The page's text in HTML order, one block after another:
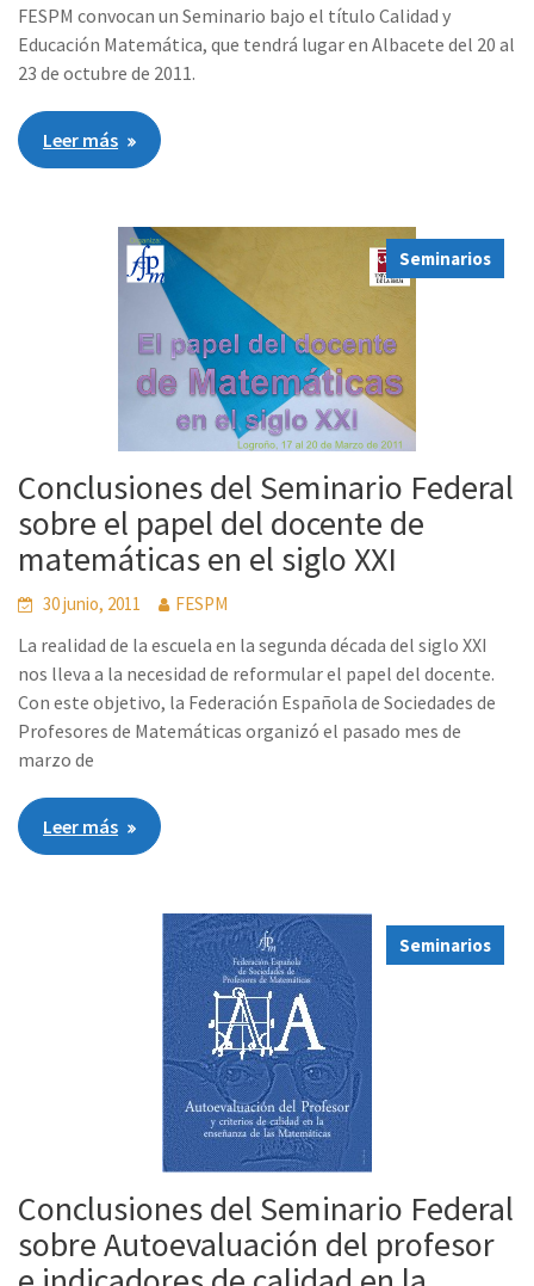
FESPM convocan un Seminario bajo el título Calidad y
Educación Matemática, que tendrá lugar en Albacete del 20 al
23 de octubre de 2011.
Leer más
Seminarios
Conclusiones del Seminario Federal
sobre el papel del docente de
matemáticas en el siglo XXI
30 junio, 2011 FESPM
La realidad de la escuela en la segunda década del siglo XXI
nos lleva a la necesidad de reformular el papel del docente.
Con este objetivo, la Federación Española de Sociedades de
Profesores de Matemáticas organizó el pasado mes de
marzo de
Leer más
Seminarios
Conclusiones del Seminario Federal
sobre Autoevaluación del profesor